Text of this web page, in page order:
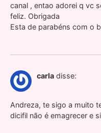
canal , entao adorei q vc
feliz. Obrigada
Esta de parabéns com o
carla disse:
Andreza, te sigo a muito
dicifil não é emagrecer e